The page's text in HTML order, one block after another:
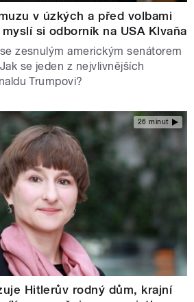
v úzkých a před volbami
si odborník na USA Klvaňa
zesnulým americkým senátorem
se jeden z nejvlivnějších
Trumpovi?
26 minut
Hitlerův rodný dům, krajní